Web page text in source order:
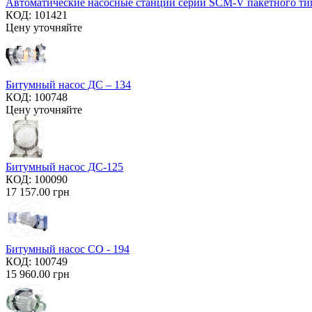
КОД: 101421
Цену уточняйте
Битумный насос ДС – 134
КОД: 100748
Цену уточняйте
Битумный насос ДС-125
КОД: 100090
17 157.00 грн
Битумный насос СО - 194
КОД: 100749
15 960.00 грн